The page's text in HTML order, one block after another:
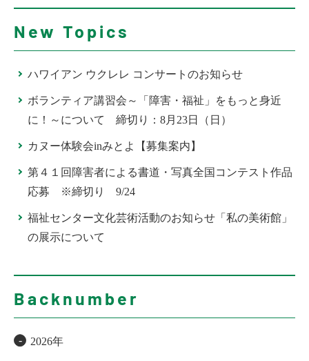
New Topics
ハワイアン ウクレレ コンサートのお知らせ
ボランティア講習会～「障害・福祉」をもっと身近
に！～について 締切り：8月23日（日）
カヌー体験会inみとよ【募集案内】
第４１回障害者による書道・写真全国コンテスト作品
応募 ※締切り 9/24
福祉センター文化芸術活動のお知らせ「私の美術館」
の展示について
Backnumber
2026年